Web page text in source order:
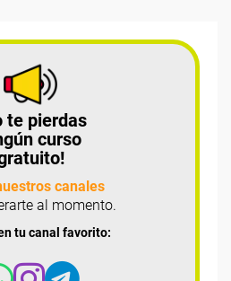
te pierdas
curso
canales
al momento.
tu canal favorito: